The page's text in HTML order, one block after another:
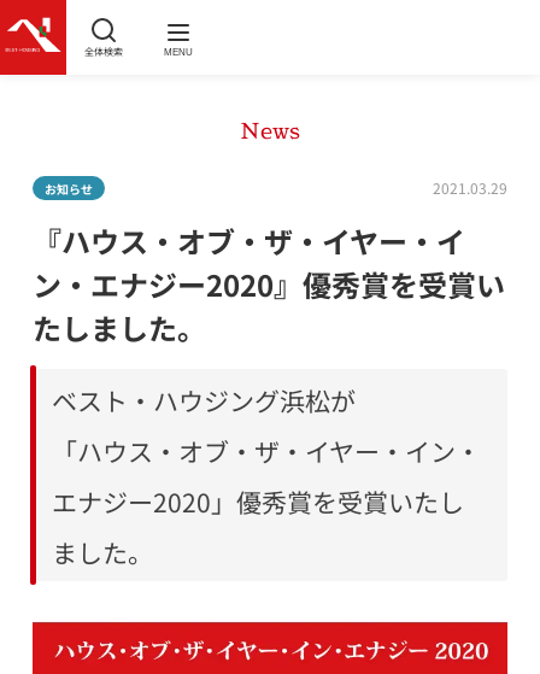
全体検索 MENU
News
お知らせ 2021.03.29
『ハウス・オブ・ザ・イヤー・イ
ン・エナジー2020』優秀賞を受賞い
たしました。
ベスト・ハウジング浜松が
「ハウス・オブ・ザ・イヤー・イン・
エナジー2020」優秀賞を受賞いたし
ました。